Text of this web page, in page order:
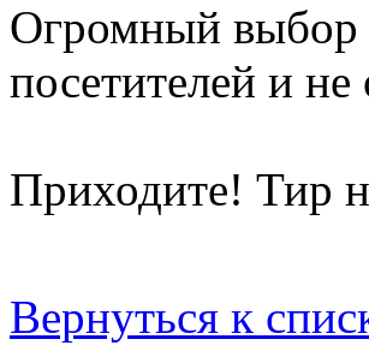
Огромный выбор
посетителей и
Приходите! Тир
Вернуться к